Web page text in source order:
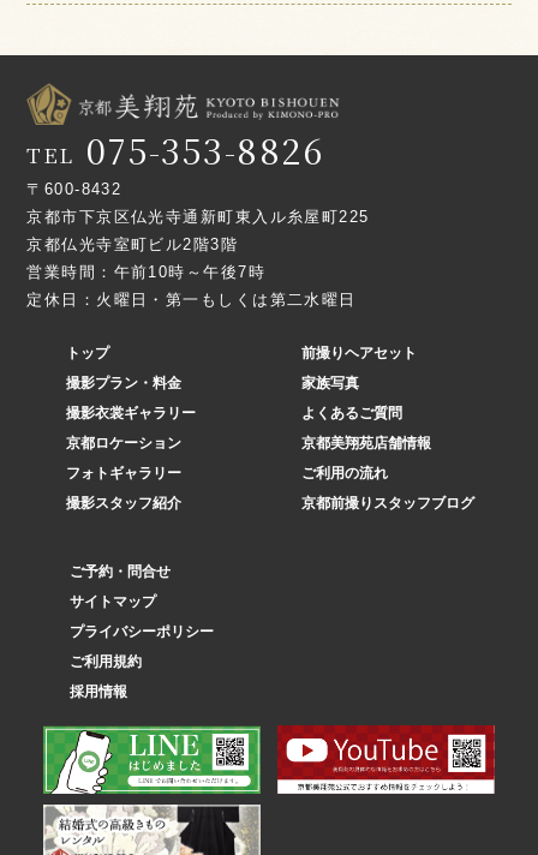
TEL 075-353-8826
〒600-8432
京都市下京区仏光寺通新町東入ル糸屋町225
京都仏光寺室町ビル2階3階
営業時間：午前10時～午後7時
定休日：火曜日・第一もしくは第二水曜日
トップ
撮影プラン・料金
撮影衣裳ギャラリー
京都ロケーション
フォトギャラリー
撮影スタッフ紹介
前撮りヘアセット
家族写真
よくあるご質問
京都美翔苑店舗情報
ご利用の流れ
京都前撮りスタッフブログ
ご予約・問合せ
サイトマップ
プライバシーポリシー
ご利用規約
採用情報